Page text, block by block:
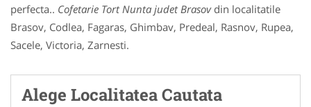
perfecta.. Cofetarie Tort Nunta judet Brasovdin localitatile
Brasov, Codlea, Fagaras, Ghimbav, Predeal, Rasnov, Rupea,
Sacele, Victoria, Zarnesti.
Alege Localitatea Cautata